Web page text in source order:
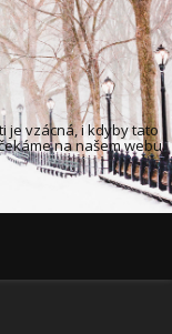
je vzácná, i kdyby tato
na našem webu.